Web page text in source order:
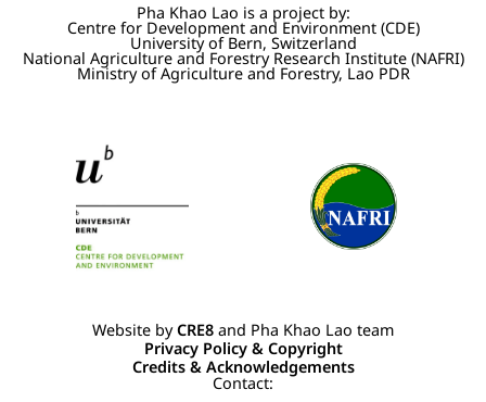
Pha Khao Lao is a project by:
Centre for Development and Environment (CDE)
University of Bern, Switzerland
National Agriculture and Forestry Research Institute (NAFRI)
Ministry of Agriculture and Forestry, Lao PDR
Website byCRE8 and Pha Khao Lao team
Privacy Policy & Copyright
Credits & Acknowledgements
Contact: